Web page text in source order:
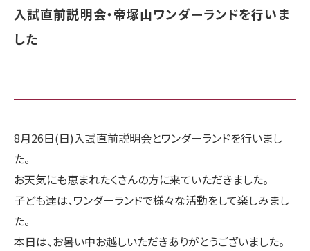
入試直前説明会・帝塚山ワンダーランドを行いま
した
8月26日(日)入試直前説明会とワンダーランドを行いまし
た。
お天気にも恵まれたくさんの方に来ていただきました。
子ども達は、ワンダーランドで様々な活動をして楽しみまし
た。
本日は、お暑い中お越しいただきありがとうございました。